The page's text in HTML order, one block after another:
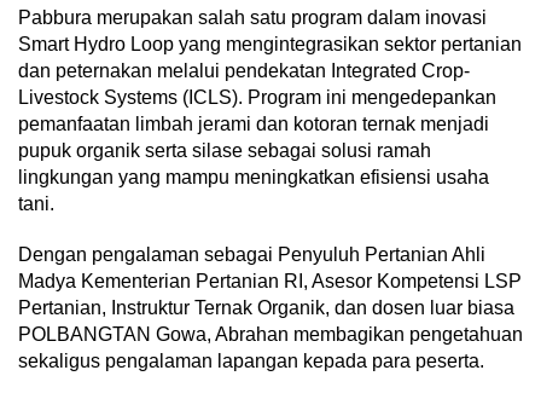
Pabbura merupakan salah satu program dalam inovasi
Smart Hydro Loop yang mengintegrasikan sektor pertanian
dan peternakan melalui pendekatan Integrated Crop-
Livestock Systems (ICLS). Program ini mengedepankan
pemanfaatan limbah jerami dan kotoran ternak menjadi
pupuk organik serta silase sebagai solusi ramah
lingkungan yang mampu meningkatkan efisiensi usaha
tani.
Dengan pengalaman sebagai Penyuluh Pertanian Ahli
Madya Kementerian Pertanian RI, Asesor Kompetensi LSP
Pertanian, Instruktur Ternak Organik, dan dosen luar biasa
POLBANGTAN Gowa, Abrahan membagikan pengetahuan
sekaligus pengalaman lapangan kepada para peserta.